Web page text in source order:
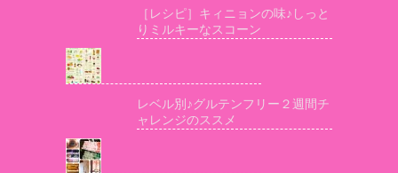
［レシピ］キィニョンの味♪しっと
りミルキーなスコーン
レベル別♪グルテンフリー２週間チ
ャレンジのススメ